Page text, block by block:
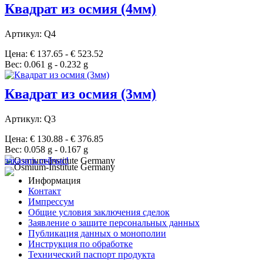
Квадрат из осмия (4мм)
Артикул: Q4
Цена: € 137.65 - € 523.52
Вес: 0.061 g - 0.232 g
Квадрат из осмия (3мм)
Артикул: Q3
Цена: € 130.88 - € 376.85
Вес: 0.058 g - 0.167 g
заказать сейчас!
Информация
Контакт
Импрессум
Общие условия заключения сделок
Заявление о защите персональных данных
Публикация данных о монополии
Инструкция по обработке
Технический паспорт продукта